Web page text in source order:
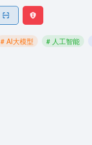
# AI大模型 # 人工智能